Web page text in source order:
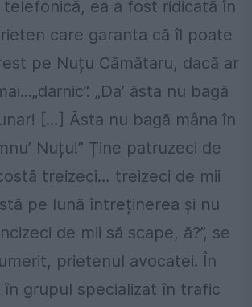
ea a fost ridicată în
care garanta că îl poate
pe Nuțu Cămătaru, dacă ar
„Da’ ăsta nu bagă
[…] Ăsta nu bagă mâna în
Nuțu!” Ține patruzeci de
treizeci… treizeci de mii
pe lună întreținerea și nu
de mii să scape, ă?”, se
prietenul avocatei. În
în grupul specializat în trafic